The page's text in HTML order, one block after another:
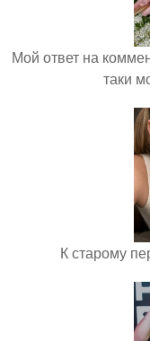
Мой ответ на
таки
К старому